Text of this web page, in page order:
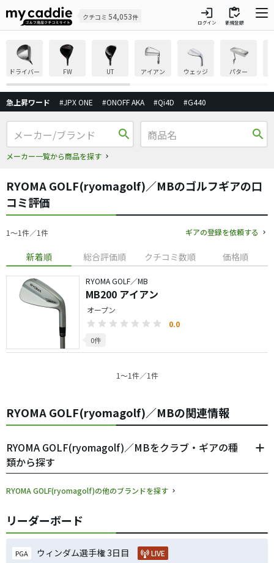
クチコミ 54,053件 login
ログイン
inventory
新規登録
ドライバー FW UT アイアン ウェッジ パター
急上昇ワード #JPX ONE #ONOFF AKA #Qi4D #G440
search
メーカー一覧から商品を探す
search
RYOMA GOLF(ryomagolf)／MBのゴルフギアの口
コミ評価
1〜1件／1件 ギアの登録を依頼する
新着順 総合評価順 クチコミ数順 価格順
RYOMA GOLF／MB
MB200 アイアン
オープン
0.0
0件
1〜1件／1件
RYOMA GOLF(ryomagolf)／MBの関連情報
RYOMA GOLF(ryomagolf)／MBをクラブ・ギアの種
類から探す
RYOMA GOLF(ryomagolf)の他のブランドを探す
リーダーボード
PGA ウィンダム選手権 3日目 LIVE